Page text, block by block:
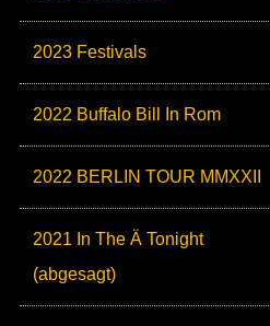
2023 Festivals
2022 Buffalo Bill In Rom
2022 BERLIN TOUR MMXXII
2021 In The Ä Tonight
(abgesagt)